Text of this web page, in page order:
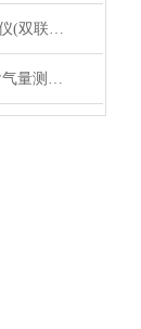
WG型单杠杆双联固结仪(双联低压双联中压）产品展示
GQC-1改良法混凝土含气量测定仪产品展示